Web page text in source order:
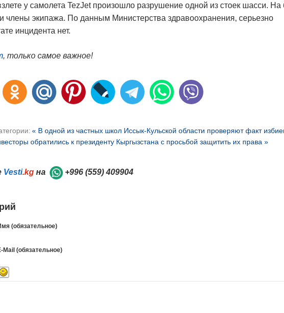
у самолета TezJet произошло разрушение одной из стоек шасси. На
члены экипажа. По данным Министерства здравоохранения, серьезно
инцидента нет.
, только самое важное!
« В одной из частных школ Иссык-Кульской области проверяют факт
обратились к президенту Кыргызстана с просьбой защитить их права »
Vesti.kg на +996 (559) 409904
(обязательное)
Mail (обязательное)